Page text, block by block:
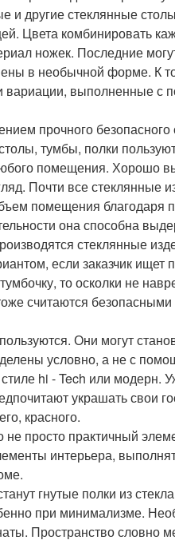
и другие стеклянные
Цвета комбинировать
ножек. Последние
в необычной форме. К
вариации, выполненные с
прочного
тумбы, полки
помещения. Хорошо
Почти все стеклянные
помещения благодаря
она способна
стеклянные
если заказчик ищет
то осколки не
считаются
Они могут
условно, а не с
hi - Tech или модерн.
украшать свои
красного.
просто практичный
интерьера,
гнутые полки из
при минимализме.
Пространство словно